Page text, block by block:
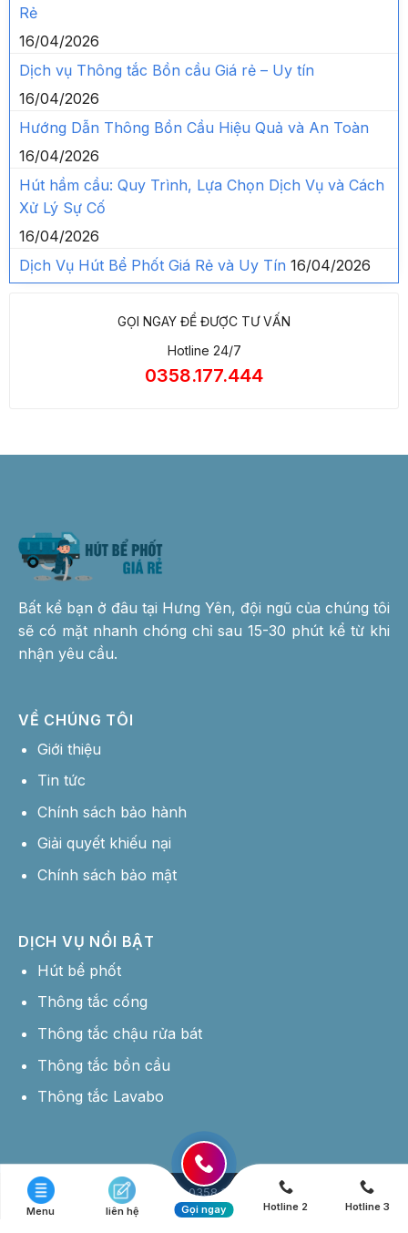
Rẻ
16/04/2026
Dịch vụ Thông tắc Bồn cầu Giá rẻ – Uy tín
16/04/2026
Hướng Dẫn Thông Bồn Cầu Hiệu Quả và An Toàn
16/04/2026
Hút hầm cầu: Quy Trình, Lựa Chọn Dịch Vụ và Cách
Xử Lý Sự Cố
16/04/2026
Dịch Vụ Hút Bể Phốt Giá Rẻ và Uy Tín 16/04/2026
GỌI NGAY ĐỂ ĐƯỢC TƯ VẤN
Hotline 24/7
0358.177.444
Bất kể bạn ở đâu tại Hưng Yên, đội ngũ của chúng tôi
sẽ có mặt nhanh chóng chỉ sau 15-30 phút kể từ khi
nhận yêu cầu.
VỀ CHÚNG TÔI
Giới thiệu
Tin tức
Chính sách bảo hành
Giải quyết khiếu nại
Chính sách bảo mật
DỊCH VỤ NỔI BẬT
Hút bể phốt
Thông tắc cống
Thông tắc chậu rửa bát
Thông tắc bồn cầu
Thông tắc Lavabo
Hotline: 0358 177 444
Copyright 2026 © Hút Bể Phốt Giá Rẻ -
Thiết kế website bởi MDIGI
Menu liên hệ Gọi ngay Hotline 2 Hotline 3